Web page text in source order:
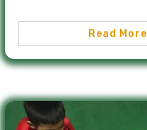
Read More